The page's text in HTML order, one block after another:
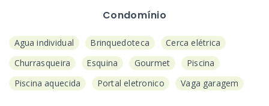
Condomínio
Agua individual Brinquedoteca
Cerca elétrica
Churrasqueira
Esquina Gourmet
Piscina
Piscina aquecida
Portal eletronico Vaga garagem